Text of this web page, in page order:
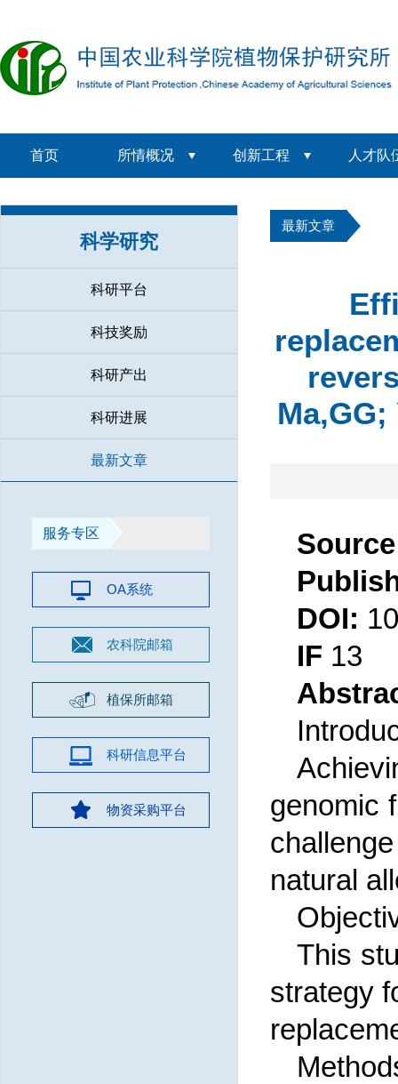
首页 所情概况 创新工程 人才队
科学研究
科研平台
科技奖励
科研产出
科研进展
最新文章
服务专区
OA系统
农科院邮箱
植保所邮箱
科研信息平台
物资采购平台
最新文章
Source
DOI:
IF 13
genomic
natural
This
strategy